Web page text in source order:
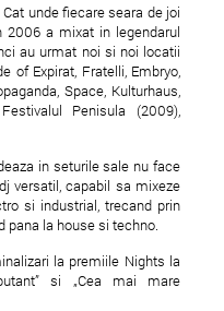
unde fiecare seara de joi
2006 a mixat in legendarul
au urmat noi si noi locatii
of Expirat, Fratelli, Embryo,
Space, Kulturhaus,
Penisula (2009),
in seturile sale nu face
versatil, capabil sa mixeze
si industrial, trecand prin
pana la house si techno.
la premiile Nights la
si „Cea mai mare